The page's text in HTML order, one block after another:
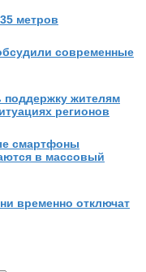
метров
современные
жителям
регионов
смартфоны
в массовый
временно отключат